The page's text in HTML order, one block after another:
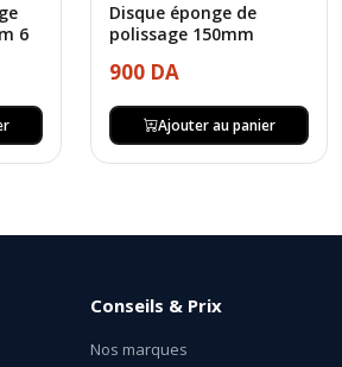
6
Disque éponge de
polissage 150mm
900 DA
Ajouter au panier
Conseils & Prix
Nos marques